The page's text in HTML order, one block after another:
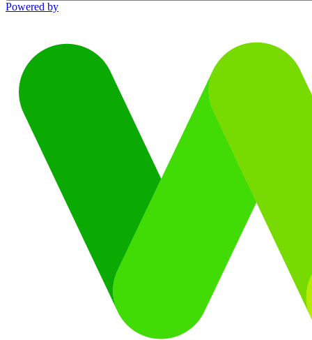
Powered by